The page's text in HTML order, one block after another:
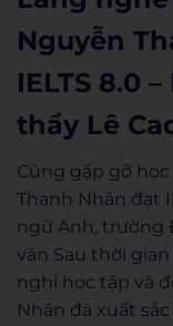
Nguyễn
IELTS 8.0
thầy Lê
Cùng gặp gỡ
Thanh Nhân đạt
ngữ Anh, trường
văn Sau thời
nghỉ học tập và
Nhân đã xuất